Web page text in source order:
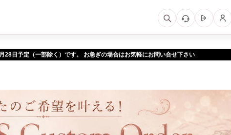
予定（一部除く）です。 お急ぎの場合はお気軽にお問い合せ下さい